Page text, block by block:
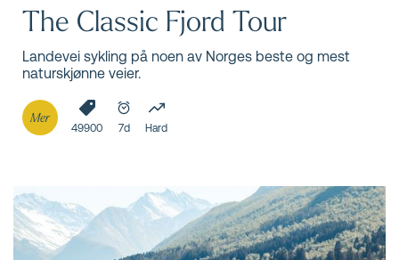
The Classic Fjord Tour
Landevei sykling på noen av Norges beste og mest
naturskjønne veier.
Mer
49900 7d Hard